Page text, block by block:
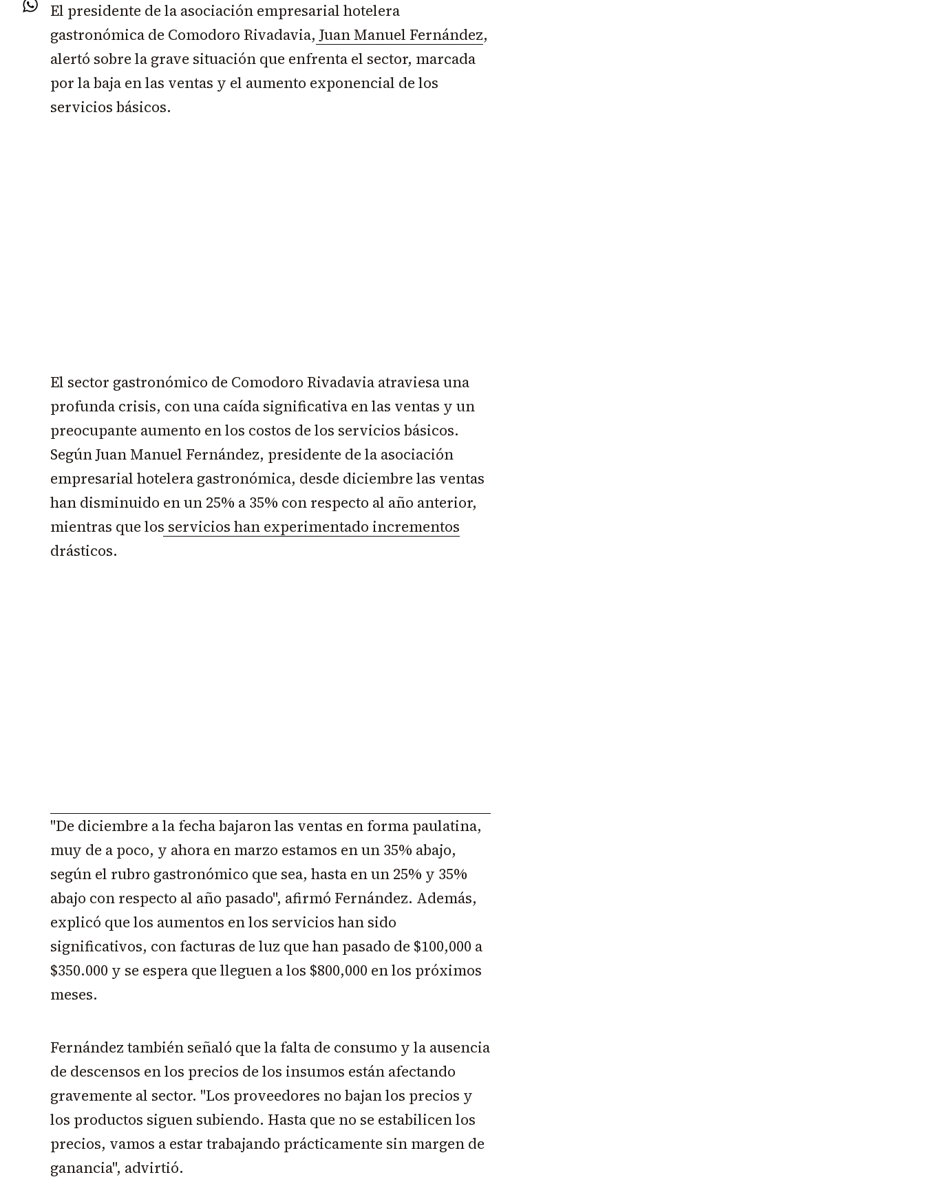
El presidente de la asociación empresarial hotelera
gastronómica de Comodoro Rivadavia, Juan Manuel Fernández,
alertó sobre la grave situación que enfrenta el sector, marcada
por la baja en las ventas y el aumento exponencial de los
servicios básicos.
El sector gastronómico de Comodoro Rivadavia atraviesa una
profunda crisis, con una caída significativa en las ventas y un
preocupante aumento en los costos de los servicios básicos.
Según Juan Manuel Fernández, presidente de la asociación
empresarial hotelera gastronómica, desde diciembre las ventas
han disminuido en un 25% a 35% con respecto al año anterior,
mientras que los servicios han experimentado incrementos
drásticos.
"De diciembre a la fecha bajaron las ventas en forma paulatina,
muy de a poco, y ahora en marzo estamos en un 35% abajo,
según el rubro gastronómico que sea, hasta en un 25% y 35%
abajo con respecto al año pasado", afirmó Fernández. Además,
explicó que los aumentos en los servicios han sido
significativos, con facturas de luz que han pasado de $100,000 a
$350.000 y se espera que lleguen a los $800,000 en los próximos
meses.
Fernández también señaló que la falta de consumo y la ausencia
de descensos en los precios de los insumos están afectando
gravemente al sector. "Los proveedores no bajan los precios y
los productos siguen subiendo. Hasta que no se estabilicen los
precios, vamos a estar trabajando prácticamente sin margen de
ganancia", advirtió.